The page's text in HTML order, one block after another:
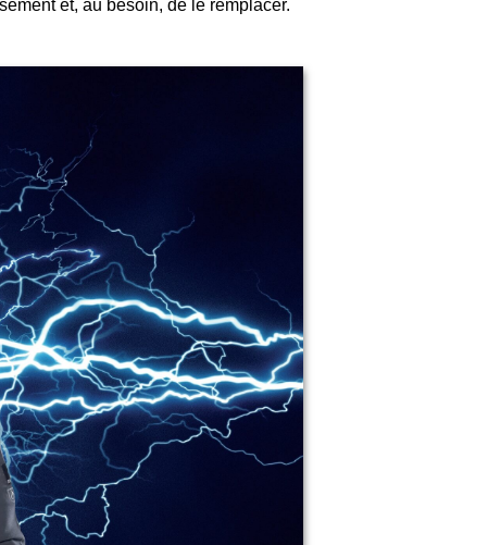
et, au besoin, de le remplacer.